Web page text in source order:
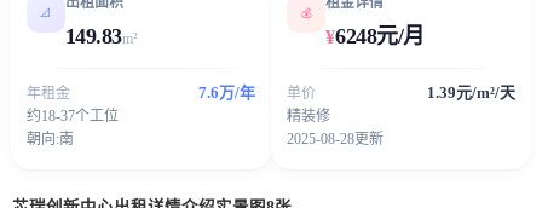
📐
149.83m²
年租金 7.6万/年
约18-37个工位
朝向:南
💰
¥6248元/月
单价 1.39元/m²/天
精装修
2025-08-28更新